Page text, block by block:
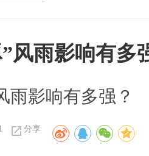
风雨影响有多
雨影响有多强？
分享